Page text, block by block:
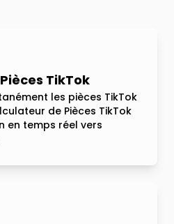
TikTok
les pièces TikTok
de Pièces TikTok
en temps réel vers